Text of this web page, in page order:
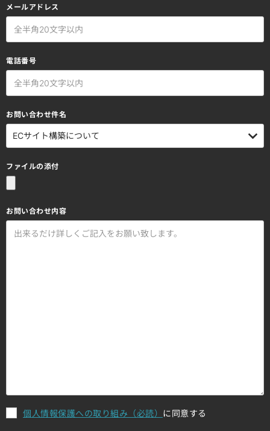
メールアドレス
電話番号
お問い合わせ件名
ファイルの添付
お問い合わせ内容
個人情報保護への取り組み（必読） に同意する